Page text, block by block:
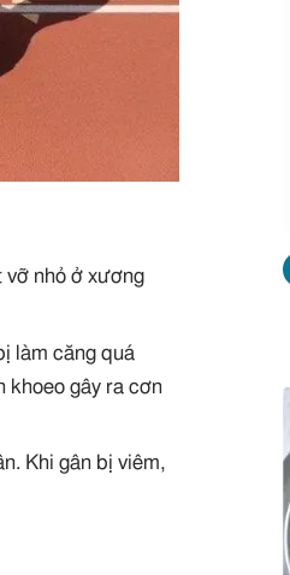
vỡ nhỏ ở xương
làm căng quá
khoeo gây ra cơn
Khi gân bị viêm,